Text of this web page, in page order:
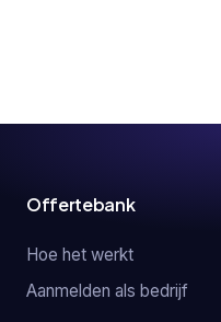
Offertebank
Hoe het werkt
Aanmelden als bedrijf